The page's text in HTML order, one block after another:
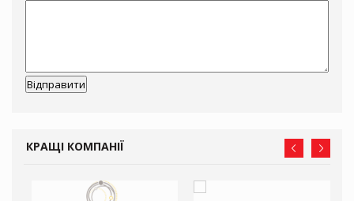
КРАЩІ КОМПАНІЇ